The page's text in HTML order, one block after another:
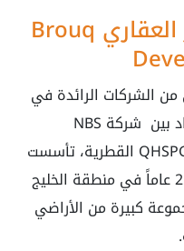
شركة بروق للتطوير العقاري Brouq
الشركات الرائدة في
مجال التطوير العقاري، وهي اتحاد بين شركة NBS
Holding المصرية وشركة QHSPGroup القطرية، تأسست
عام 2020، وتملك خبرة تزيد عن 25 عاماً في منطقة الخليج
كبيرة من الأراضي